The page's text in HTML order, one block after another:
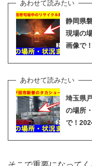
静岡県
現場の
画像で
埼玉県
の場所
で！